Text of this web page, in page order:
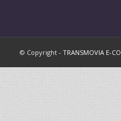
© Copyright - TRANSMOVIA E-